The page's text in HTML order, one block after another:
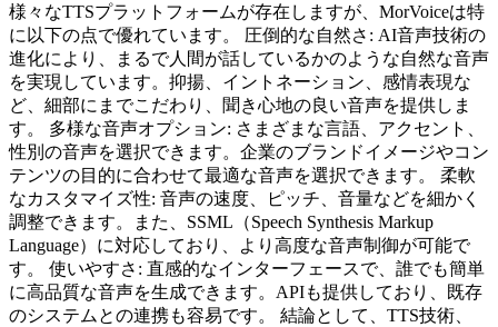
様々なTTSプラットフォームが存在しますが、MorVoiceは特
に以下の点で優れています。 圧倒的な自然さ: AI音声技術の
進化により、まるで人間が話しているかのような自然な音声
を実現しています。抑揚、イントネーション、感情表現な
ど、細部にまでこだわり、聞き心地の良い音声を提供しま
す。 多様な音声オプション: さまざまな言語、アクセント、
性別の音声を選択できます。企業のブランドイメージやコン
テンツの目的に合わせて最適な音声を選択できます。 柔軟
なカスタマイズ性: 音声の速度、ピッチ、音量などを細かく
調整できます。また、SSML（Speech Synthesis Markup
Language）に対応しており、より高度な音声制御が可能で
す。 使いやすさ: 直感的なインターフェースで、誰でも簡単
に高品質な音声を生成できます。APIも提供しており、既存
のシステムとの連携も容易です。 結論として、TTS技術、